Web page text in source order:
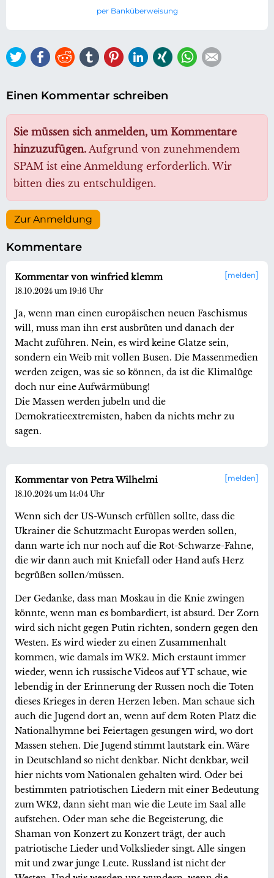
per Banküberweisung
TwitterFacebook
ReddittumblrPinterestLinkedIn
Xing WhatsApp
Einen Kommentar schreiben
Sie müssen sich anmelden, um Kommentare
hinzuzufügen. Aufgrund von zunehmendem
SPAM ist eine Anmeldung erforderlich. Wir
bitten dies zu entschuldigen.
Zur Anmeldung
Kommentare
melden
Kommentar von winfried klemm
18.10.2024 um 19:16 Uhr
Ja, wenn man einen europäischen neuen Faschismus
will, muss man ihn erst ausbrüten und danach der
Macht zuführen. Nein, es wird keine Glatze sein,
sondern ein Weib mit vollen Busen. Die Massenmedien
werden zeigen, was sie so können, da ist die Klimalüge
doch nur eine Aufwärmübung!
Die Massen werden jubeln und die
Demokratieextremisten, haben da nichts mehr zu
sagen.
melden
Kommentar von Petra Wilhelmi
18.10.2024 um 14:04 Uhr
Wenn sich der US-Wunsch erfüllen sollte, dass die
Ukrainer die Schutzmacht Europas werden sollen,
dann warte ich nur noch auf die Rot-Schwarze-Fahne,
die wir dann auch mit Kniefall oder Hand aufs Herz
begrüßen sollen/müssen.
Der Gedanke, dass man Moskau in die Knie zwingen
könnte, wenn man es bombardiert, ist absurd. Der Zorn
wird sich nicht gegen Putin richten, sondern gegen den
Westen. Es wird wieder zu einen Zusammenhalt
kommen, wie damals im WK2. Mich erstaunt immer
wieder, wenn ich russische Videos auf YT schaue, wie
lebendig in der Erinnerung der Russen noch die Toten
dieses Krieges in deren Herzen leben. Man schaue sich
auch die Jugend dort an, wenn auf dem Roten Platz die
Nationalhymne bei Feiertagen gesungen wird, wo dort
Massen stehen. Die Jugend stimmt lautstark ein. Wäre
in Deutschland so nicht denkbar. Nicht denkbar, weil
hier nichts vom Nationalen gehalten wird. Oder bei
bestimmten patriotischen Liedern mit einer Bedeutung
zum WK2, dann sieht man wie die Leute im Saal alle
aufstehen. Oder man sehe die Begeisterung, die
Shaman von Konzert zu Konzert trägt, der auch
patriotische Lieder und Volkslieder singt. Alle singen
mit und zwar junge Leute. Russland ist nicht der